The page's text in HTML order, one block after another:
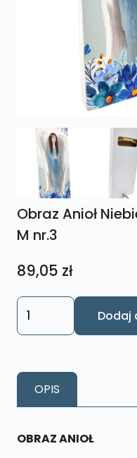
Obraz Anioł
M nr.3
89,05 zł
ilość
Obraz
Rozmiar
Dodaj
OPIS
OBRAZ ANIOŁ